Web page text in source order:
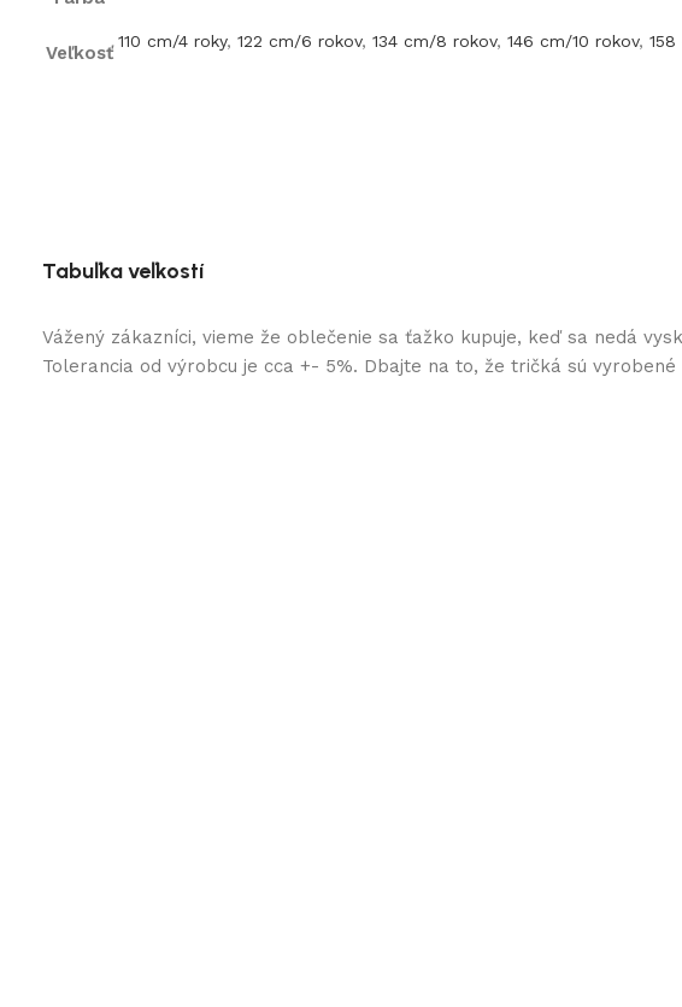
Veľkosť
110 cm/4 roky, 122 cm/6 rokov, 134 cm/8 rokov, 146 cm/10 rokov,
Tabuľka veľkostí
Vážený zákazníci, vieme že oblečenie sa ťažko kupuje, keď sa nedá
Tolerancia od výrobcu je cca +- 5%. Dbajte na to, že tričká sú